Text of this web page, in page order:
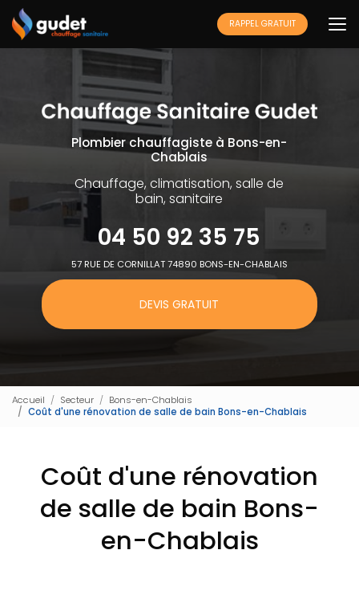
Aller
au
contenu
principal
RAPPEL GRATUIT
Plombier chauffagiste à Bons-en-
Chablais
Chauffage, climatisation, salle de
bain, sanitaire
04 50 92 35 75
57 RUE DE CORNILLAT 74890 BONS-EN-CHABLAIS
DEVIS GRATUIT
Accueil Secteur
Bons-en-Chablais
Coût d'une rénovation de salle de bain Bons-en-Chablais
Coût d'une rénovation
de salle de bain Bons-
en-Chablais